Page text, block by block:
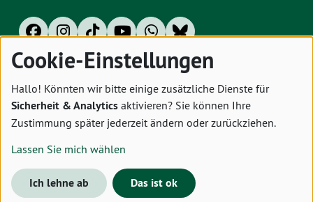
Impressum Datenschutz Cookies
Cookie-Einstellungen
Hallo! Könnten wir bitte einige zusätzliche Dienste für
Sicherheit & Analytics aktivieren? Sie können Ihre
Zustimmung später jederzeit ändern oder zurückziehen.
Lassen Sie mich wählen
Ich lehne ab Das ist ok